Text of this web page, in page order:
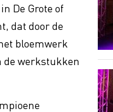
Cybercrime
De Grote of
dat door de
bloemwerk
de werkstukken